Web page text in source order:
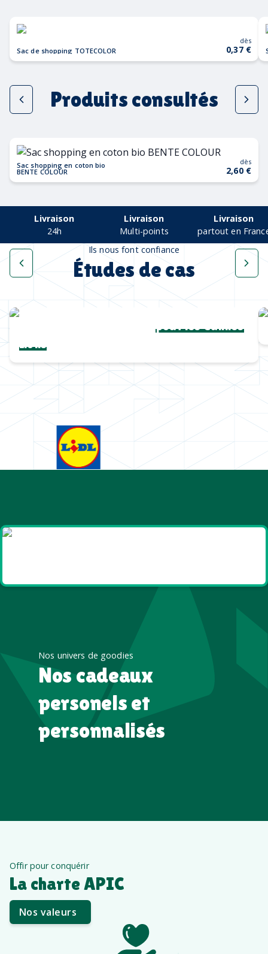
Sac de shopping TOTECOLOR
dès
0,37 €
Produits consultés
Sac shopping en coton bio
BENTE COLOUR
dès
2,60 €
Livraison
24h
Livraison
Multi-points
Livraison
partout en
Ils nous font confiance
Études de cas
Une collection complètepour les Cannes
Lions
Nos univers de goodies
Nos cadeaux
personels et
personnalisés
Offir pour conquérir
La charte APIC
Nos valeurs